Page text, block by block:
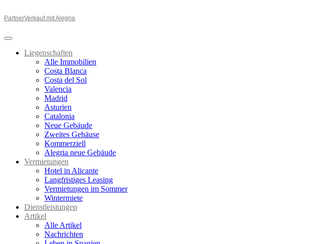
PartnerVerkauf mit Alegria
Liegenschaften
Alle Immobilien
Costa Blanca
Costa del Sol
Valencia
Madrid
Asturien
Catalonia
Neue Gebäude
Zweites Gehäuse
Kommerziell
Alegria neue Gebäude
Vermietungen
Hotel in Alicante
Langfristiges Leasing
Vermietungen im Sommer
Wintermiete
Dienstleistungen
Artikel
Alle Artikel
Nachrichten